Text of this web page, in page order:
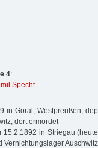
4:
Specht
in Goral, Westpreußen,
dort ermordet
in Striegau
Vernichtungslager